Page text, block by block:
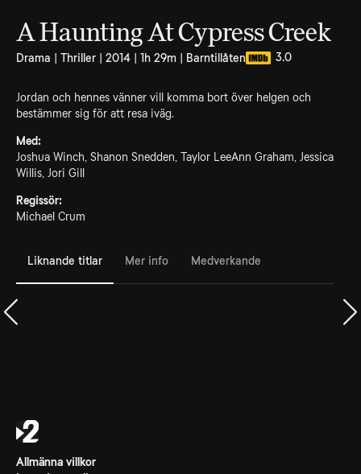
A Haunting At Cypress Creek
Drama | Thriller | 2014 | 1h 29m | Barntillåten 3.0
Jordan och hennes vänner vill komma bort över helgen och
bestämmer sig för att resa iväg.
Med:
Joshua Winch, Shanon Snedden, Taylor LeeAnn Graham, Jessica
Willis, Jori Gill
Regissör:
Michael Crum
Liknande titlar Mer info Medverkande
Allmänna villkor